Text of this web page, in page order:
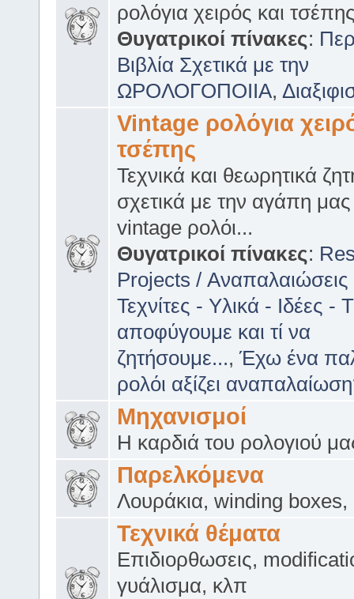
ρολόγια χειρός και
Θυγατρικοί πίνακες:
Βιβλία Σχετικά με την
ΩΡΟΛΟΓΟΠΟΙΙΑ,
Vintage ρολόγια
τσέπης
Τεχνικά και θεωρητικά
σχετικά με την αγάπη μας
vintage ρολόι...
Θυγατρικοί πίνακες:
Projects / Αναπαλαιώσεις
Τεχνίτες - Υλικά - Ιδέες -
αποφύγουμε και τί να
ζητήσουμε..., Έχω ένα
ρολόι αξίζει
Μηχανισμοί
Η καρδιά του ρολογιού
Παρελκόμενα
Λουράκια, winding boxes,
Τεχνικά θέματα
Επιδιορθωσεις,
γυάλισμα, κλπ